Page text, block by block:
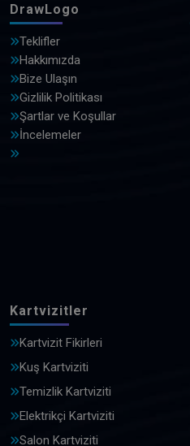
DrawLogo
Teklifler
Hakkımızda
Bize Ulaşın
Gizlilik Politikası
Şartlar ve Koşullar
İncelemeler
Kartvizitler
Kartvizit Fikirleri
Kuş Kartviziti
Temizlik Kartviziti
Elektrikçi Kartviziti
Salon Kartviziti